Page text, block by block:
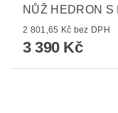
NŮŽ HEDRON
2 801,65 Kč bez DPH
3 390 Kč